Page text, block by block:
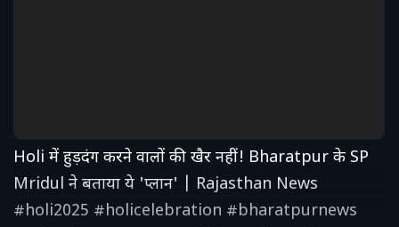
Holi में हुड़दंग करने वालों की खैर नहीं! Bharatpur के SP
Mridul ने बताया ये 'प्लान' | Rajasthan News
#holi2025 #holicelebration #bharatpurnews